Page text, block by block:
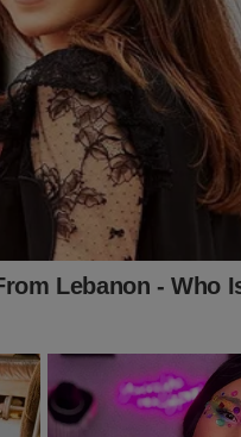
apresentacao